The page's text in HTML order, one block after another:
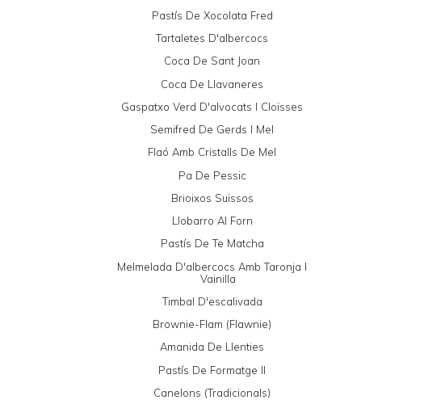
Pastís De Xocolata Fred
Tartaletes D'albercocs
Coca De Sant Joan
Coca De Llavaneres
Gaspatxo Verd D'alvocats I Cloïsses
Semifred De Gerds I Mel
Flaó Amb Cristalls De Mel
Pa De Pessic
Brioixos Suïssos
Llobarro Al Forn
Pastís De Te Matcha
Melmelada D'albercocs Amb Taronja I
Vainilla
Timbal D'escalivada
Brownie-Flam (Flawnie)
Amanida De Llenties
Pastís De Formatge II
Canelons (tradicionals)